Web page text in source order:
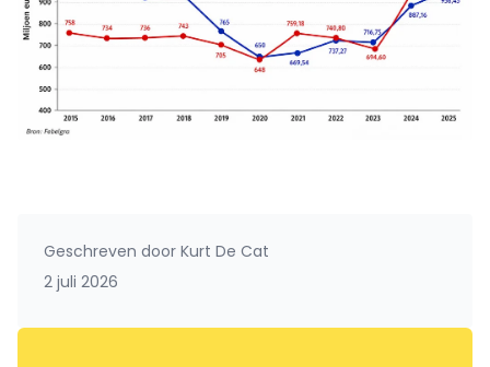
Geschreven door Kurt De Cat
2 juli 2026